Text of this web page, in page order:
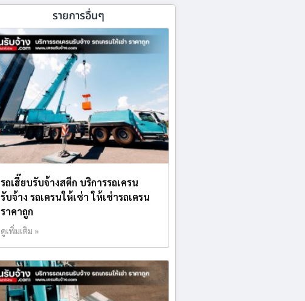
รายการอื่นๆ
รถเฮี๊ยบรับจ้างสตึก บริการรถเครน
รับจ้าง รถเครนให้เช่า ให้เช่ารถเครน
ราคาถูก
ดูเพิ่มเติม »